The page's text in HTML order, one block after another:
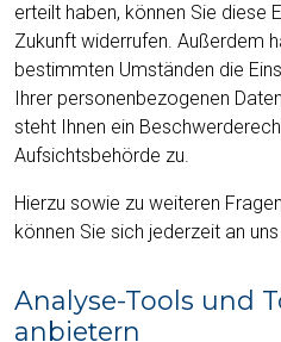
erteilt haben, können Sie diese
Zukunft widerrufen. Außerdem
bestimmten Umständen die
Ihrer personenbezogenen
steht Ihnen ein
Aufsichtsbehörde zu.
Hierzu sowie zu weiteren
können Sie sich jederzeit an
Analyse-Tools und
anbietern